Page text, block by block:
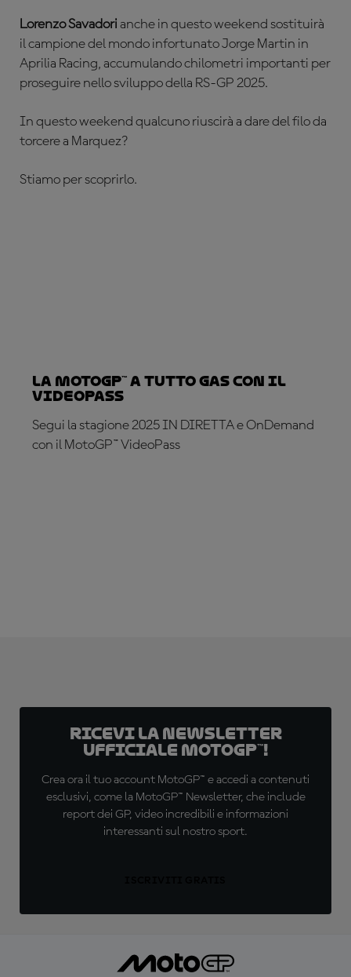
Lorenzo Savadori anche in questo weekend sostituirà
il campione del mondo infortunato Jorge Martin in
Aprilia Racing, accumulando chilometri importanti per
proseguire nello sviluppo della RS-GP 2025.
In questo weekend qualcuno riuscirà a dare del filo da
torcere a Marquez?
Stiamo per scoprirlo.
La MotoGP™ a tutto gas con il
VideoPass
Segui la stagione 2025 IN DIRETTA e OnDemand
con il MotoGP™ VideoPass
Ricevi la newsletter
ufficiale MotoGP™!
Crea ora il tuo account MotoGP™ e accedi a contenuti
esclusivi, come la MotoGP™ Newsletter, che include
report dei GP, video incredibili e informazioni
interessanti sul nostro sport.